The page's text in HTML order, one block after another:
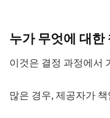
누가 무엇에 대한
이것은 결정 과정에서
많은 경우, 제공자가